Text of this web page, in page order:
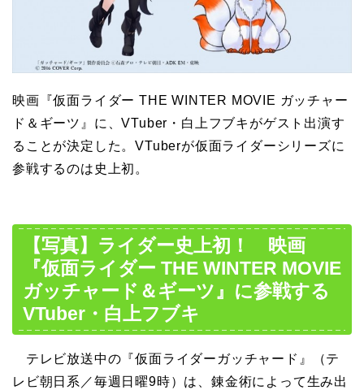
映画『仮面ライダー THE WINTER MOVIE ガッチャー
ド＆ギーツ』に、VTuber・白上フブキがゲスト出演す
ることが決定した。VTuberが仮面ライダーシリーズに
参戦するのは史上初。
【写真】ライダー史上初！ 映画
『仮面ライダー THE WINTER MOVIE
ガッチャード＆ギーツ』に参戦する
VTuber・白上フブキ
テレビ放送中の『仮面ライダーガッチャード』（テ
レビ朝日系／毎週日曜9時）は、錬金術によって生み出